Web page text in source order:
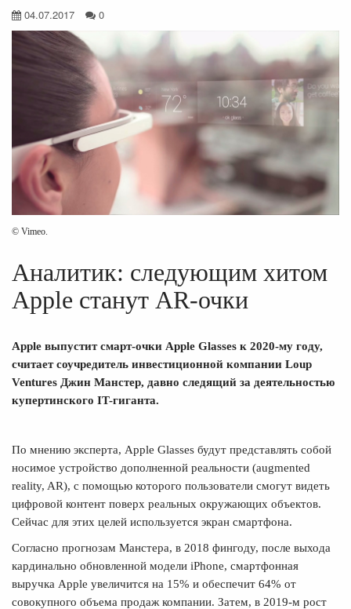
04.07.2017 0
© Vimeo.
Аналитик: следующим хитом
Apple станут AR-очки
Apple выпустит смарт-очки Apple Glasses к 2020-му году,
считает соучредитель инвестиционной компании Loup
Ventures Джин Манстер, давно следящий за деятельностью
купертинского IT-гиганта.
По мнению эксперта, Apple Glasses будут представлять собой
носимое устройство дополненной реальности (augmented
reality, AR), с помощью которого пользователи смогут видеть
цифровой контент поверх реальных окружающих объектов.
Сейчас для этих целей используется экран смартфона.
Согласно прогнозам Манстера, в 2018 фингоду, после выхода
кардинально обновленной модели iPhone, смартфонная
выручка Apple увеличится на 15% и обеспечит 64% от
совокупного объема продаж компании. Затем, в 2019-м рост